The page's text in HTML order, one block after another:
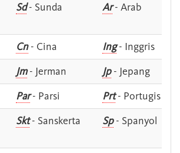
Sd- Sunda Ar- Arab
Cn- Cina Ing- Inggris
Jm- Jerman Jp- Jepang
Par- Parsi Prt- Portugis
Skt- Sanskerta Sp- Spanyol